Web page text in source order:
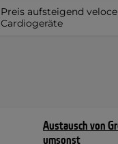
Preis aufsteigend
Cardiogeräte
Austausch von
umsonst